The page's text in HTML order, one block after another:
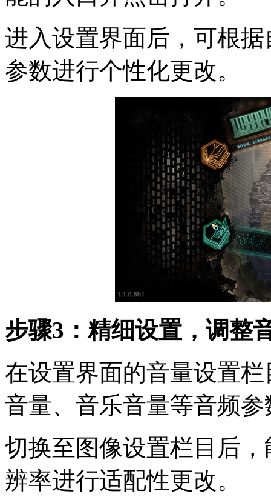
进入设置界面后，可根
参数进行个性化更改。
步骤3：精细设置，调整
在设置界面的音量设置
音量、音乐音量等音频参
切换至图像设置栏目后
辨率进行适配性更改。